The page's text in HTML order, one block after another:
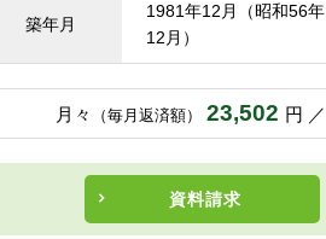
築年月
1981年12月（昭和56年
12月）
月々 （毎月返済額） 23,502 円
資料請求